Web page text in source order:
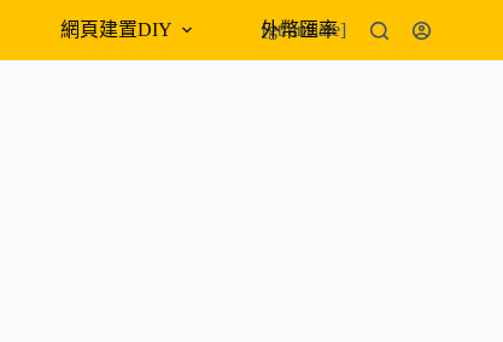
網頁建置DIY 外幣匯率
[gtranslate]